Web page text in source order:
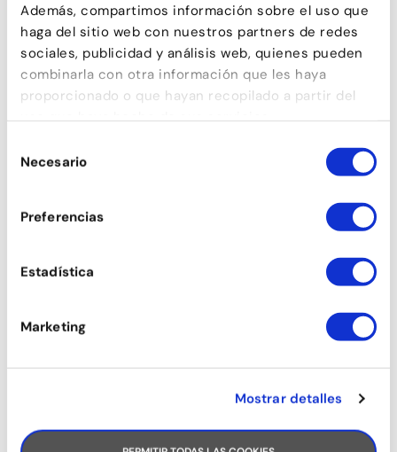
Además, compartimos información sobre el uso que
haga del sitio web con nuestros partners de redes
sociales, publicidad y análisis web, quienes pueden
combinarla con otra información que les haya
proporcionado o que hayan recopilado a partir del
uso que haya hecho de sus servicios.
deNecesario
Preferencias
Estadística
Marketing
Mostrar detalles